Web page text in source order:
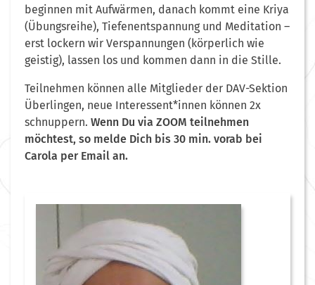
beginnen mit Aufwärmen, danach kommt eine Kriya
(Übungsreihe), Tiefenentspannung und Meditation –
erst lockern wir Verspannungen (körperlich wie
geistig), lassen los und kommen dann in die Stille.
Teilnehmen können alle Mitglieder der DAV-Sektion
Überlingen, neue Interessent*innen können 2x
schnuppern. Wenn Du via ZOOM teilnehmen
möchtest, so melde Dich bis 30 min. vorab bei
Carola per Email an.